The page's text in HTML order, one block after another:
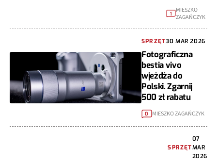
1
MIESZKO
ZAGAŃCZYK
SPRZĘT30 MAR 2026
Fotograficzna
bestia vivo
wjeżdża do
Polski. Zgarnij
500 zł rabatu
0 MIESZKO ZAGAŃCZYK
SPRZĘT
07
MAR
2026